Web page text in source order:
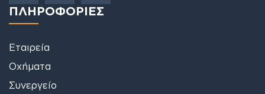
ΠΛΗΡΟΦΟΡΙΕΣ
Εταιρεία
Οχήματα
Συνεργείο